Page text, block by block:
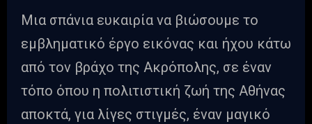
Μια σπάνια ευκαιρία να βιώσουμε το
εμβληματικό έργο εικόνας και ήχου κάτω
από τον βράχο της Ακρόπολης, σε έναν
τόπο όπου η πολιτιστική ζωή της Αθήνας
αποκτά, για λίγες στιγμές, έναν μαγικό